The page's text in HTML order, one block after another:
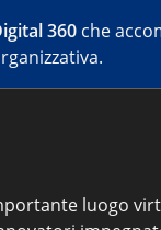
360 che
luogo